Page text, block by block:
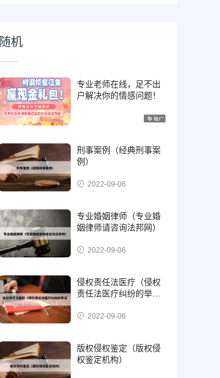
随机
专业老师在线，足不出
户解决你的情感问题！
刑事案例（经典刑事案
例）
2022-09-06
专业婚姻律师（专业婚
姻律师请咨询法邦网）
2022-09-06
侵权责任法医疗（侵权
责任法医疗纠纷的举
2022-09-06
版权侵权鉴定（版权侵
权鉴定机构）